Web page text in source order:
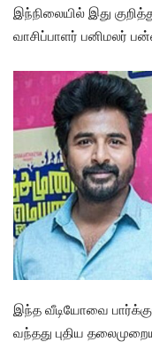
இந்நிலையில் இது
வாசிப்பாளர் பனிமலர்
இந்த வீடியோவை
வந்தது புதிய